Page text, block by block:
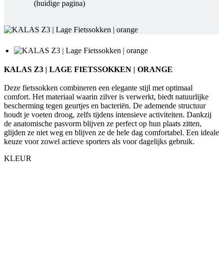
KALAS Z3 | LAGE FIETSSOKKEN | ORANGE
Deze fietssokken combineren een elegante stijl met optimaal
comfort. Het materiaal waarin zilver is verwerkt, biedt natuurlijke
houdt je voeten droog, zelfs tijdens intensieve activiteiten. Dankzij
glijden ze niet weg en blijven ze de hele dag comfortabel. Een ideale
keuze voor zowel actieve sporters als voor dagelijks gebruik.
KLEUR